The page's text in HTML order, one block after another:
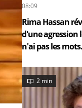
08:09
Rima Hassan
d'une agression
n'ai pas les
2 min